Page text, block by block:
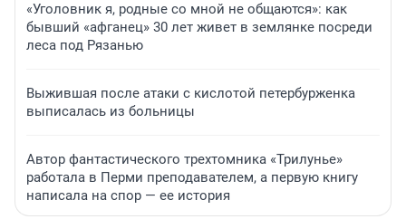
«Уголовник я, родные со мной не общаются»: как
бывший «афганец» 30 лет живет в землянке посреди
леса под Рязанью
Выжившая после атаки с кислотой петербурженка
выписалась из больницы
Автор фантастического трехтомника «Трилунье»
работала в Перми преподавателем, а первую книгу
написала на спор — ее история